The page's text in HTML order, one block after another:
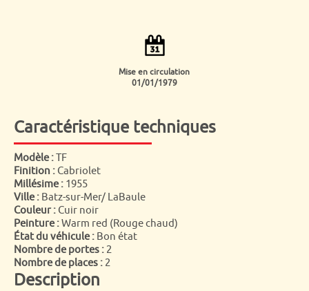
Mise en circulation
01/01/1979
Caractéristique techniques
Modèle :TF
Finition : Cabriolet
Millésime : 1955
Ville : Batz-sur-Mer/ LaBaule
Couleur : Cuir noir
Peinture :Warm red (Rouge chaud)
État du véhicule : Bon état
Nombre de portes : 2
Nombre de places : 2
Description